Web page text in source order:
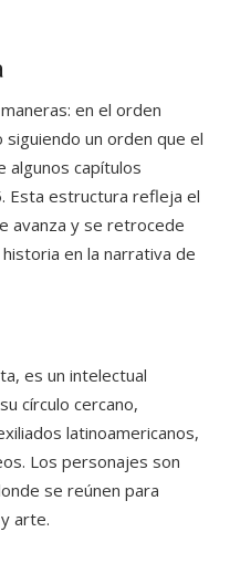
en el orden
un orden que el
algunos capítulos
Esta estructura refleja el
avanza y se retrocede
en la narrativa de
es un intelectual
círculo cercano,
latinoamericanos,
Los personajes son
se reúnen para
arte.